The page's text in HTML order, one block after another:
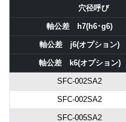
穴径呼び
軸公差 h7(h6･g6)
軸公差 j6(オプション)
軸公差 k6(オプション)
SFC-002SA2
SFC-002SA2
SFC-005SA2